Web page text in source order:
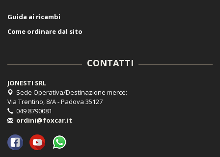
Guida ai ricambi
Come ordinare dal sito
CONTATTI
JONESTI SRL
Sede Operativa/Destinazione merce:
Via Trentino, 8/A - Padova 35127
049 8790081
ordini@foxcar.it